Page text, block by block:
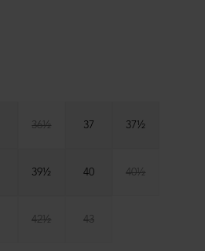
36½ 37 37½
39½ 40 40½
42½ 43